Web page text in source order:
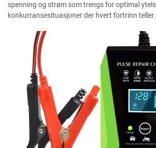
spenning og strøm som trengs for optimal
konkurransesituasjoner der hvert fortrinn teller.